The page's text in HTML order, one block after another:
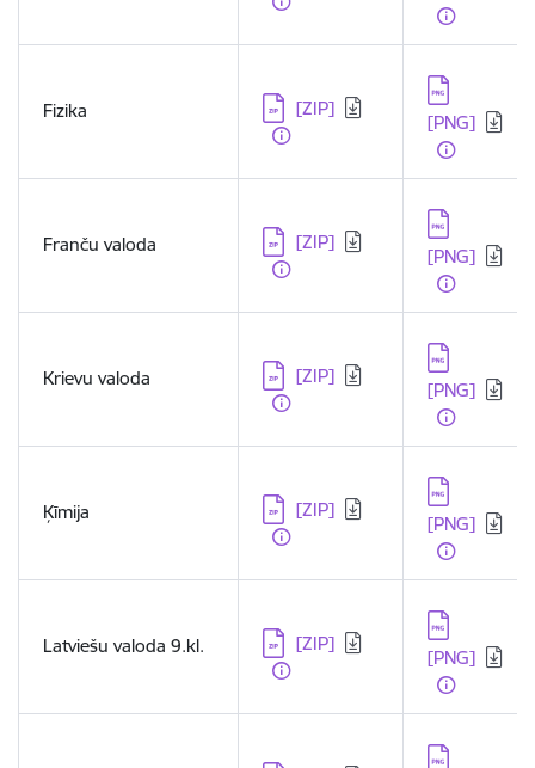
Fizika Lejupielādēt:
[ZIP]
Lejupielādēt:
[PNG]
Franču valoda Lejupielādēt:
[ZIP]
Lejupielādēt:
[PNG]
Krievu valoda Lejupielādēt:
[ZIP]
Lejupielādēt:
[PNG]
Ķīmija Lejupielādēt:
[ZIP]
Lejupielādēt:
[PNG]
Latviešu valoda 9.kl. Lejupielādēt:
[ZIP]
Lejupielādēt:
[PNG]
Lejupielādēt: